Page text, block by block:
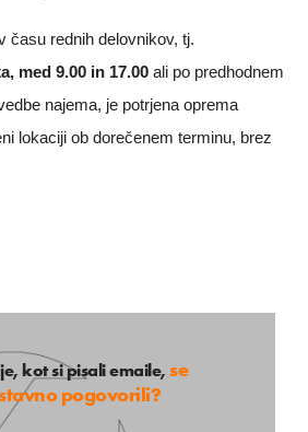
času rednih delovnikov, tj.
med 9.00 in 17.00 ali po predhodnem
najema, je potrjena oprema
lokaciji ob dorečenem terminu, brez
kot si pisali emaile,se
pogovorili?